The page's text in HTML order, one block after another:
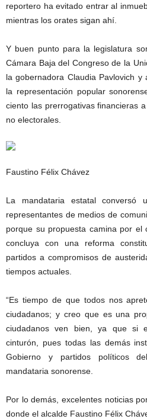
reportero ha evitado entrar al
mientras los orates sigan ahí.
Y buen punto para la legislatura
Cámara Baja del Congreso de la
la gobernadora Claudia Pavlovich
la representación popular
ciento las prerrogativas financieras
no electorales.
Faustino Félix Chávez
La mandataria estatal
representantes de medios de
porque su propuesta camina por el
concluya con una reforma
partidos a compromisos de
tiempos actuales.
“Es tiempo de que todos nos
ciudadanos; y creo que es una
ciudadanos ven bien, ya que si
cinturón, pues todas las demás
Gobierno y partidos políticos
mandataria sonorense.
Por lo demás, excelentes noticias
donde el alcalde Faustino Félix